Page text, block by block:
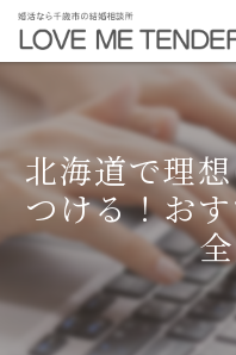
北海道で理
つける！お